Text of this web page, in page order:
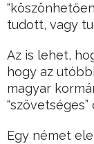
tudott, vagy
Az is lehet,
hogy az
magyar
Egy német